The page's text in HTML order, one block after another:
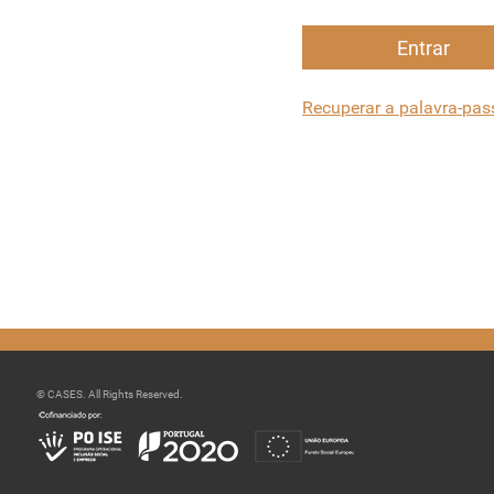
Entrar
Recuperar a palavra-
© CASES. All Rights Reserved.